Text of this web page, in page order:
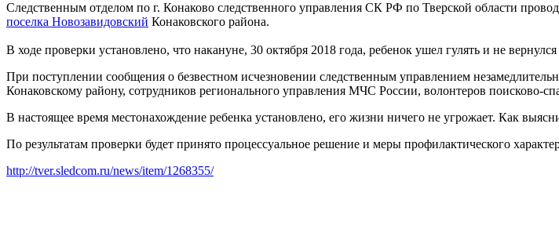
Следственным отделом по г. Конаково следственного управления СК РФ по Тверской области
поселка Новозавидовский Конаковского района.
В ходе проверки установлено, что накануне, 30 октября 2018 года, ребенок ушел гулять и не
При поступлении сообщения о безвестном исчезновении следственным управлением
Конаковскому району, сотрудников регионального управления МЧС России, волонтеров поисково-
В настоящее время местонахождение ребенка установлено, его жизни ничего не угрожает. Как
По результатам проверки будет принято процессуальное решение и меры профилактического
http://tver.sledcom.ru/news/item/1268355/